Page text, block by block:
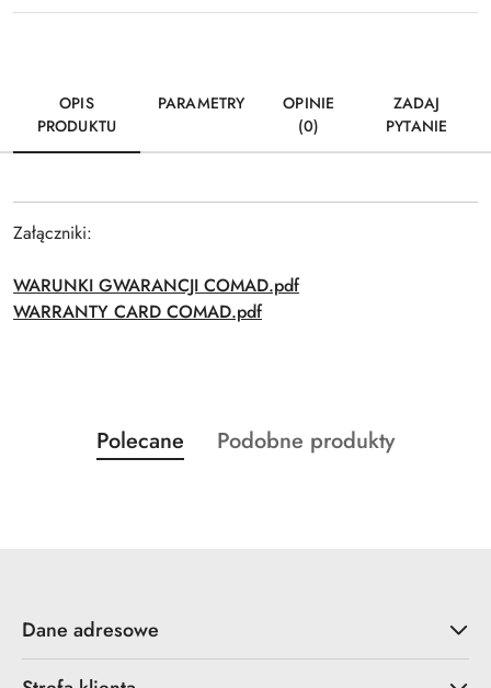
OPIS
PRODUKTU
PARAMETRY
OPINIE
(0)
ZADAJ
PYTANIE
Załączniki:
WARUNKI GWARANCJI COMAD.pdf
WARRANTY CARD COMAD.pdf
Pomiń karuzelę produktów
Produkty
o
Polecane
Produkty
Podobne produkty
Dane adresowe